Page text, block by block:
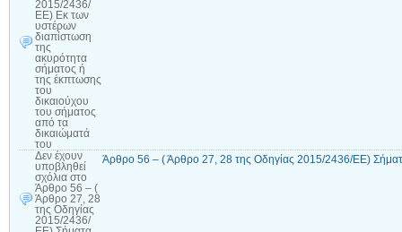
2015/2436/
ΕΕ) Εκ των
υστέρων
διαπίστωση
της
ακυρότητα
σήματος ή
της έκπτωσης
του
δικαιούχου
του σήματος
από τα
δικαιώματά
του
Δεν έχουν
υποβληθεί
σχόλια στο
Άρθρο 56 – (
Άρθρο 27, 28
της Οδηγίας
2015/2436/
Άρθρο 56 – ( Άρθρο 27, 28 της Οδηγίας 2015/2436/ΕΕ)